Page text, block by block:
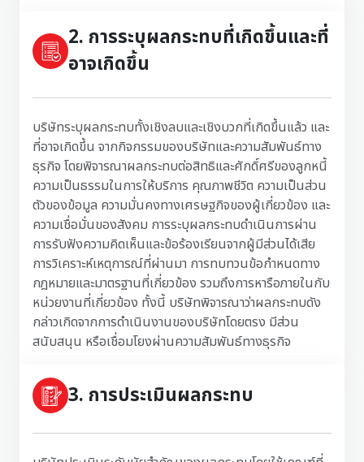
2. การระบุผลกระทบที่เกิดขึ้นและที่
อาจเกิดขึ้น
บริษัทระบุผลกระทบทั้งเชิงลบและเชิงบวกที่เกิดขึ้นแล้ว และ
ที่อาจเกิดขึ้น จากกิจกรรมของบริษัทและความสัมพันธ์ทาง
ธุรกิจ โดยพิจารณาผลกระทบต่อสิทธิและศักดิ์ศรีของลูกหนี้
ความเป็นธรรมในการให้บริการ คุณภาพชีวิต ความเป็นส่วน
ตัวของข้อมูล ความมั่นคงทางเศรษฐกิจของผู้เกี่ยวข้อง และ
ความเชื่อมั่นของสังคม การระบุผลกระทบดำเนินการผ่าน
การรับฟังความคิดเห็นและข้อร้องเรียนจากผู้มีส่วนได้เสีย
การวิเคราะห์เหตุการณ์ที่ผ่านมา การทบทวนข้อกำหนดทาง
กฎหมายและมาตรฐานที่เกี่ยวข้อง รวมถึงการหารือภายในกับ
หน่วยงานที่เกี่ยวข้อง ทั้งนี้ บริษัทพิจารณาว่าผลกระทบดัง
กล่าวเกิดจากการดำเนินงานของบริษัทโดยตรง มีส่วน
สนับสนุน หรือเชื่อมโยงผ่านความสัมพันธ์ทางธุรกิจ
3. การประเมินผลกระทบ